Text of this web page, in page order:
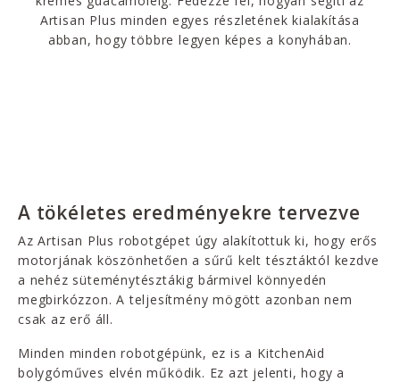
Artisan Plus minden egyes részletének kialakítása
abban, hogy többre legyen képes a konyhában.
A tökéletes eredményekre tervezve
Az Artisan Plus robotgépet úgy alakítottuk ki, hogy erős
motorjának köszönhetően a sűrű kelt tésztáktól kezdve
a nehéz süteménytésztákig bármivel könnyedén
megbirkózzon. A teljesítmény mögött azonban nem
csak az erő áll.
Minden minden robotgépünk, ez is a KitchenAid
bolygóműves elvén működik. Ez azt jelenti, hogy a